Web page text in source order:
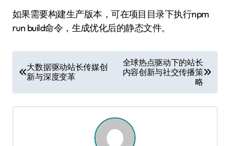
如果需要构建生产版本，可在项目目录下执行npm
run build命令，生成优化后的静态文件。
章
导
航
大数据驱动站长传媒创
新与深度变革
全球热点驱动下的站长
内容创新与社交传播策
略